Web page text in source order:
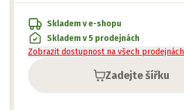
Zadejte šířku
Skladem v e-shopu
Skladem v 5 prodejnách
Zobrazit dostupnost na všech prodejnách